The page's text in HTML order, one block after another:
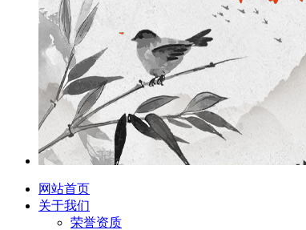
网站首页
关于我们
荣誉资质